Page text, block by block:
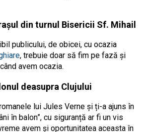
din turnul Bisericii Sf. Mihail
publicului, de obicei, cu ocazia
, trebuie doar să fim pe fază și
avem ocazia.
deasupra Clujului
lui Jules Verne și ți-a ajuns în
în balon”, cu siguranță ar fi un vis
avem și oportunitatea aceasta în